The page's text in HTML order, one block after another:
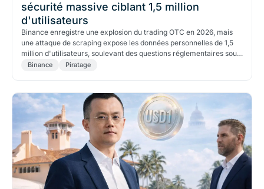
sécurité massive ciblant 1,5 million
d'utilisateurs
Binance enregistre une explosion du trading OTC en 2026, mais
une attaque de scraping expose les données personnelles de 1,5
million d'utilisateurs, soulevant des questions réglementaires sous
MiCA.
Binance Piratage